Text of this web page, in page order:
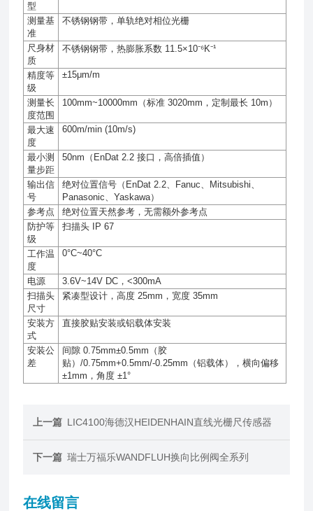
型
测量基
准
不锈钢钢带，单轨绝对相位光栅
尺身材
质
不锈钢钢带，热膨胀系数 11.5×10⁻⁶K⁻¹
精度等
级
±15μm/m
测量长
度范围
100mm~10000mm （标准 3020mm ，定制最长 10m ）
最大速
度
600m/min (10m/s)
最小测
量步距
50nm （ EnDat 2.2接口，高倍插值）
输出信
号
绝对位置信号（ EnDat 2.2、 Fanuc、 Mitsubishi、
Panasonic、Yaskawa）
参考点
绝对位置天然参考，无需额外参考点
防护等
级
扫描头 IP 67
工作温
度
0°C~40°C
电源 3.6V~14V DC ，<300mA
扫描头
尺寸
紧凑型设计，高度 25mm ，宽度 35mm
安装方
式
直接胶贴安装或铝载体安装
安装公
差
间隙 0.75mm±0.5mm （胶
贴）/0.75mm+0.5mm/-0.25mm （铝载体），横向偏移
±1mm ，角度 ±1°
上一篇 LIC4100海德汉HEIDENHAIN直线光栅尺传感器
下一篇 瑞士万福乐WANDFLUH换向比例阀全系列
在线留言